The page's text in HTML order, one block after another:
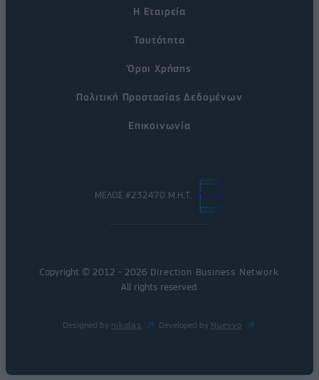
Η Εταιρεία
Ταυτότητα
Όροι Χρήσης
Πολιτική Προστασίας Δεδομένων
Επικοινωνία
ΜΕΛΟΣ #232470 Μ.Η.Τ.
Copyright © 2012 - 2026 Direction Business Network
All rights reserved.
Designed by nikolas Developed by Nuevvo